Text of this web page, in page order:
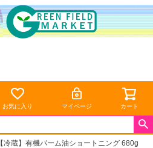
お気に入り マイページ カート
【冷蔵】有機パーム油ショートニング 680g